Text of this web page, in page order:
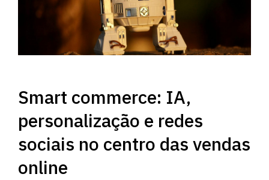
Smart commerce: IA,
personalização e redes
sociais no centro das vendas
online